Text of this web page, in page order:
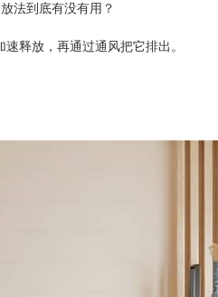
法到底有没有用？
释放，再通过通风把它排出。